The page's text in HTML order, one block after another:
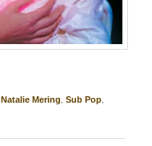
Natalie Mering,Sub Pop,